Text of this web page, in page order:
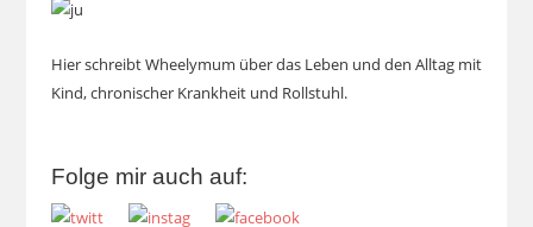
Hier schreibt Wheelymum über das Leben und den Alltag mit
Kind, chronischer Krankheit und Rollstuhl.
Folge mir auch auf: